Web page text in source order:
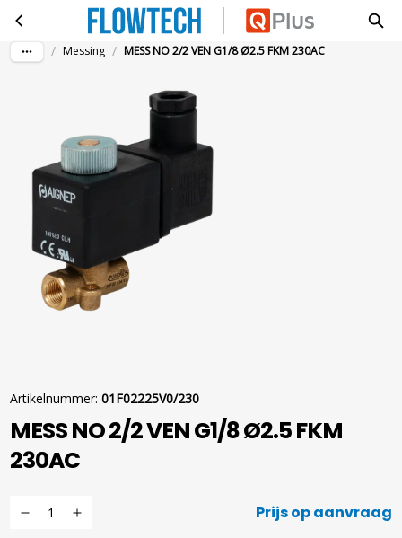
Ga naar hoofdinhoud
MESS NO 2/2 VEN G1/8 Ø2.5 FKM 230AC
/ Messing / MESS NO 2/2 VEN G1/8 Ø2.5 FKM 230AC
Artikelnummer: 01F02225V0/230
MESS NO 2/2 VEN G1/8 Ø2.5 FKM
230AC
Prijs op aanvraag